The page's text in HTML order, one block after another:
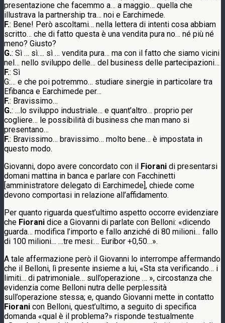
presentazione che facemmo a… a maggio… quella che
illustrava la partnership tra… noi e Earchimede.
F.: Bene! Però ascoltami… nella lettera di intenti cosa abbiam
scritto… che di fatto questa è una vendita pura no… né più né
meno? Giusto?
G.: Sì … sì…. sì … vendita pura… ma con il fatto che siamo vicini
nel… nello sviluppo delle… del business delle partecipazioni…
F.: Sì
G:… e che poi potremmo… studiare sinergie in particolare tra
Efibanca e Earchimede per…
F.: Bravissimo…
G.: …lo sviluppo industriale… e quant’altro… proprio per
cogliere… le possibilità di business che man mano si
presentano…
F.: Bravissimo… bravissimo… molto bene… è impostata in
questo modo.
Giovanni, dopo avere concordato con il Fiorani di presentarsi
domani mattina in banca e parlare con Facchinetti
[amministratore delegato di Earchimede], chiede come
devono comportasi in relazione all’affidamento.
Per quanto riguarda quest’ultimo aspetto occorre evidenziare
che Fiorani dice a Giovanni di parlate con Belloni: «dicendo
guarda… modifica l’importo e fallo anziché di 80 milioni… fallo
di 100 milioni… …tre mesi:… Euribor +0,50…».
A tale affermazione però il Giovanni lo interrompe affermando
che il Belloni, lì presente insieme a lui, «Sta sta verificando… i
limiti… di patrimoniale… sull’operazione … », circostanza che
evidenzia come Belloni nutra delle perplessità
sull’operazione stessa; e, quando Giovanni mette in contatto
Fiorani con Belloni, quest’ultimo, a seguito di specifica
domanda «qual è il problema?» risponde testualmente